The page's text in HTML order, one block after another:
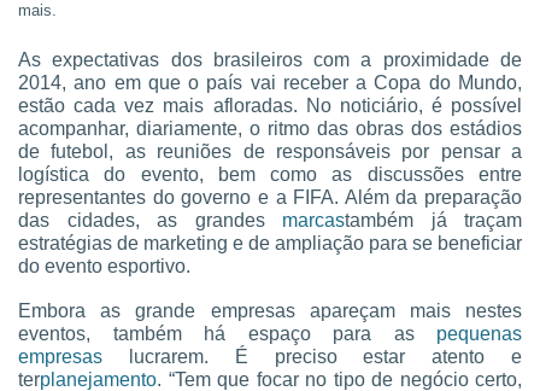
mais.
As expectativas dos brasileiros com a proximidade de
2014, ano em que o país vai receber a Copa do Mundo,
estão cada vez mais afloradas. No noticiário, é possível
acompanhar, diariamente, o ritmo das obras dos estádios
de futebol, as reuniões de responsáveis por pensar a
logística do evento, bem como as discussões entre
representantes do governo e a FIFA. Além da preparação
das cidades, as grandes marcastambém já traçam
estratégias de marketing e de ampliação para se beneficiar
do evento esportivo.
Embora as grande empresas apareçam mais nestes
eventos, também há espaço para as
pequenas
empresas
lucrarem. É preciso estar atento e
terplanejamento. “Tem que focar no tipo de negócio certo,